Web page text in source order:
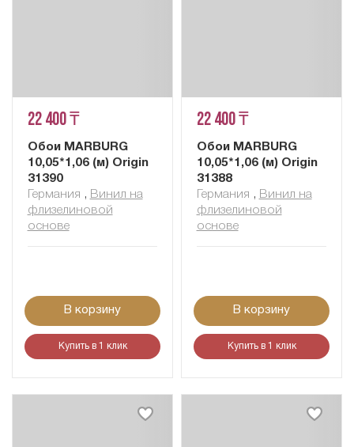
22 400 ₸
Обои MARBURG
10,05*1,06 (м) Origin
31390
Германия , Винил на
флизелиновой
основе
В корзину
Купить в 1 клик
22 400 ₸
Обои MARBURG
10,05*1,06 (м) Origin
31388
Германия , Винил на
флизелиновой
основе
В корзину
Купить в 1 клик